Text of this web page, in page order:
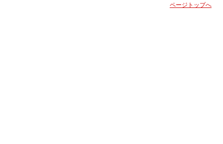
ページトップへ